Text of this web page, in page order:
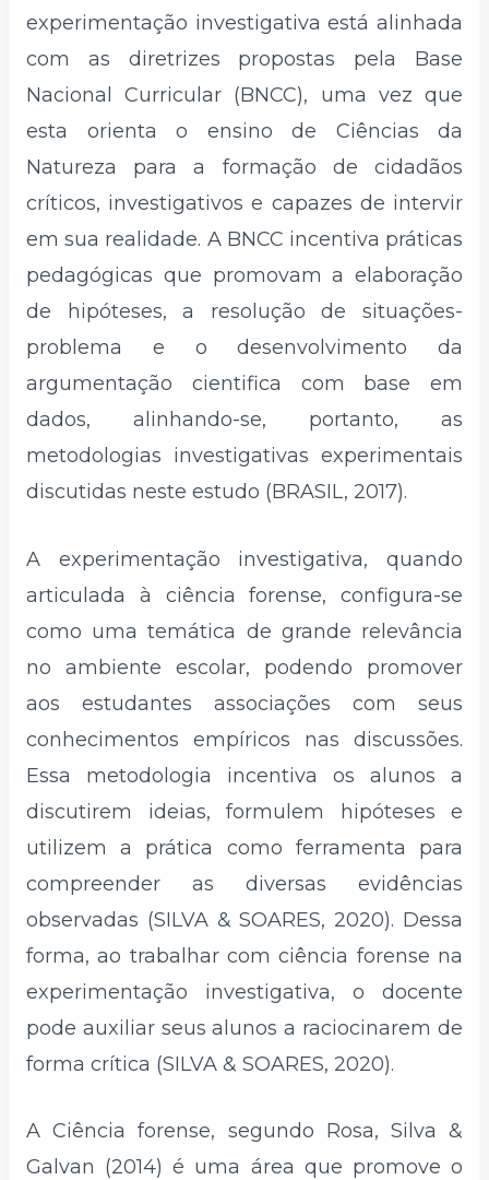
experimentação investigativa está alinhada
com as diretrizes propostas pela Base
Nacional Curricular (BNCC), uma vez que
esta orienta o ensino de Ciências da
Natureza para a formação de cidadãos
críticos, investigativos e capazes de intervir
em sua realidade. A BNCC incentiva práticas
pedagógicas que promovam a elaboração
de hipóteses, a resolução de situações-
problema e o desenvolvimento da
argumentação cientifica com base em
dados, alinhando-se, portanto, as
metodologias investigativas experimentais
discutidas neste estudo (BRASIL, 2017).
A experimentação investigativa, quando
articulada à ciência forense, configura-se
como uma temática de grande relevância
no ambiente escolar, podendo promover
aos estudantes associações com seus
conhecimentos empíricos nas discussões.
Essa metodologia incentiva os alunos a
discutirem ideias, formulem hipóteses e
utilizem a prática como ferramenta para
compreender as diversas evidências
observadas (SILVA & SOARES, 2020). Dessa
forma, ao trabalhar com ciência forense na
experimentação investigativa, o docente
pode auxiliar seus alunos a raciocinarem de
forma crítica (SILVA & SOARES, 2020).
A Ciência forense, segundo Rosa, Silva &
Galvan (2014) é uma área que promove o